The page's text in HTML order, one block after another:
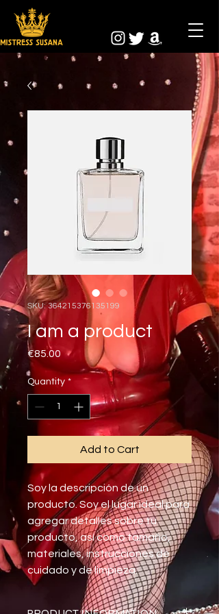
SKU: 364215376135199
I am a product
€85.00 Price
Quantity *
Add to Cart
Soy la descripción de un
producto. Soy el lugar ideal para
agregar detalles sobre tu
producto, así como tamaño,
materiales, instrucciones de
cuidado y de limpieza.